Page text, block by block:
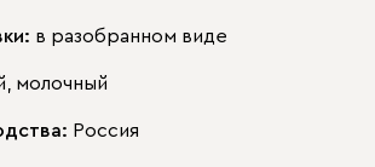
в разобранном виде
молочный
Россия